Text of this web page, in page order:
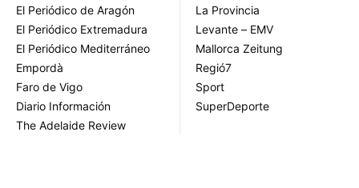
El Periódico de Aragón
El Periódico Extremadura
El Periódico Mediterráneo
Empordà
Faro de Vigo
Diario Información
The Adelaide Review
La Provincia
Levante – EMV
Mallorca Zeitung
Regió7
Sport
SuperDeporte